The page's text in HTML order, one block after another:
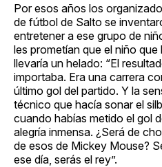
Por esos años los
de fútbol de Salto se
entretener a ese grupo de
les prometían que el niño
llevaría un helado: “El
importaba. Era una carrera
último gol del partido. Y la
técnico que hacía sonar el
cuando habías metido el gol
alegría inmensa. ¿Será de
de esos de Mickey Mouse?
ese día, serás el rey”.